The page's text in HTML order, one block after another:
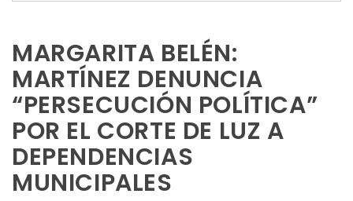
MARGARITA BELÉN:
MARTÍNEZ DENUNCIA
“PERSECUCIÓN POLÍTICA”
POR EL CORTE DE LUZ A
DEPENDENCIAS
MUNICIPALES